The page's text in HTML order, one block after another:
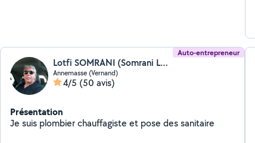
Auto-entrepreneur
Lotfi SOMRANI (Somrani Lotfi)
Annemasse (Vernand)
4/5 (50 avis)
Présentation
Je suis plombier chauffagiste et pose des sanitaire